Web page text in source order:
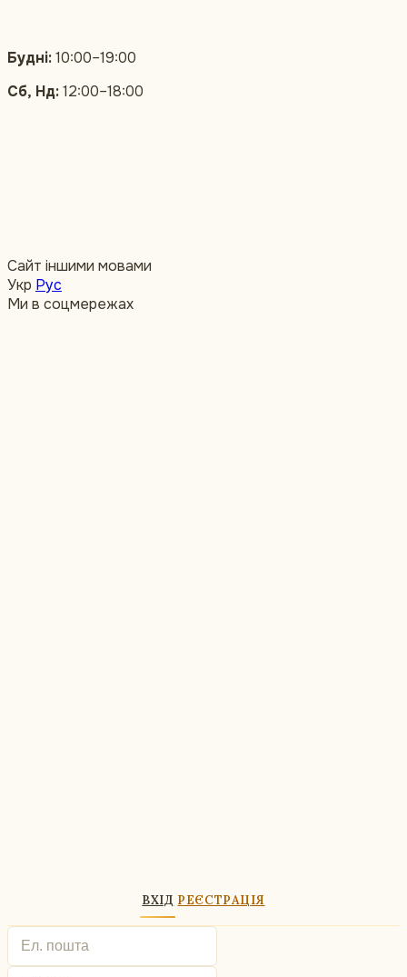
Будні:10:00–19:00
Сб, Нд:12:00–18:00
Сайт іншими мовами
Укр Рус
Ми в соцмережах
ВХІД РЕЄСТРАЦІЯ